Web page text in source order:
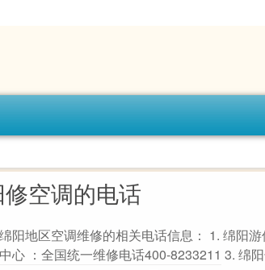
空调的电话
阳地区空调维修的相关电话信息： 1. 绵阳
心 ：全国统一维修电话400-8233211 3. 绵